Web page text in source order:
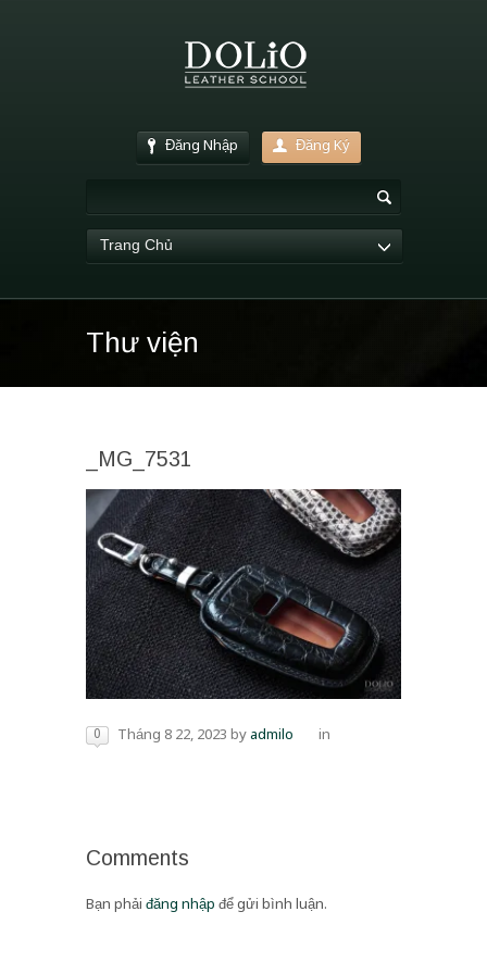
Đăng Nhập Đăng Ký
Trang Chủ
Thư viện
_MG_7531
0 Tháng 8 22, 2023 byadmilo in
Comments
Bạn phải đăng nhập để gửi bình luận.